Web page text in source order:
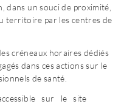
dans un souci de proximité,
territoire par les centres de
créneaux horaires dédiés
dans ces actions sur le
de santé.
sur le site